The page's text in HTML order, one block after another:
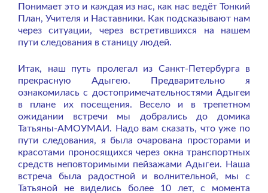
Понимает это и каждая из нас, как нас ведёт Тонкий
План, Учителя и Наставники. Как подсказывают нам
через ситуации, через встретившихся на нашем
пути следования в станицу людей.
Итак, наш путь пролегал из Санкт-Петербурга в
прекрасную Адыгею. Предварительно я
ознакомилась с достопримечательностями Адыгеи
в плане их посещения. Весело и в трепетном
ожидании встречи мы добрались до домика
Татьяны-АМОУМАИ. Надо вам сказать, что уже по
пути следования, я была очарована просторами и
красотами проносящихся через окна транспортных
средств неповторимыми пейзажами Адыгеи. Наша
встреча была радостной и волнительной, мы с
Татьяной не виделись более 10 лет, с момента